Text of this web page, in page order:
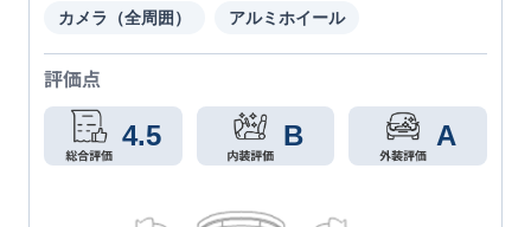
カメラ（全周囲） アルミホイール
評価点
4.5 B A